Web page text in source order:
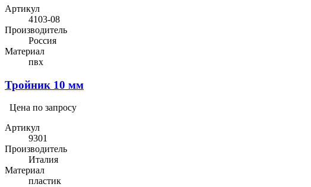
Артикул
4103-08
Производитель
Россия
Материал
пвх
Тройник 10 мм
Цена по запросу
Артикул
9301
Производитель
Италия
Материал
пластик